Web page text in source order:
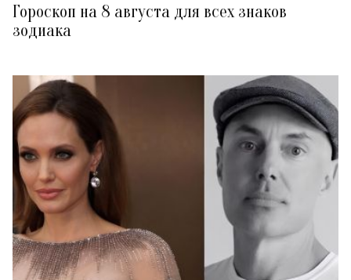
Гороскоп на 8 августа для всех знаков
зодиака